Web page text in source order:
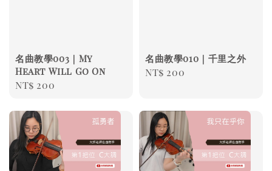
名曲教學003｜My
Heart Will Go On
Regular
NT$ 200
名曲教學010｜千里之外
Regular
NT$ 200